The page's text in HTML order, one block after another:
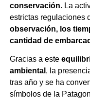
conservación. La
estrictas regulaciones
observación, los
cantidad de
Gracias a este
ambiental , la
tras año y se ha
símbolos de la